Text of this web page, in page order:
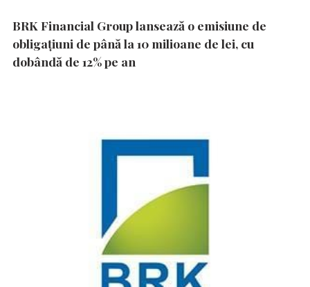
BRK Financial Group lansează o emisiune de
obligațiuni de până la 10 milioane de lei, cu
dobândă de 12% pe an